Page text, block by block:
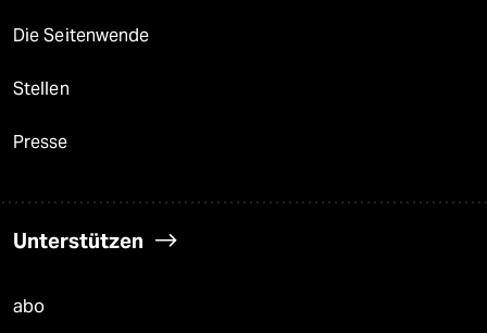
Die Seitenwende
Stellen
Presse
Unterstützen
abo